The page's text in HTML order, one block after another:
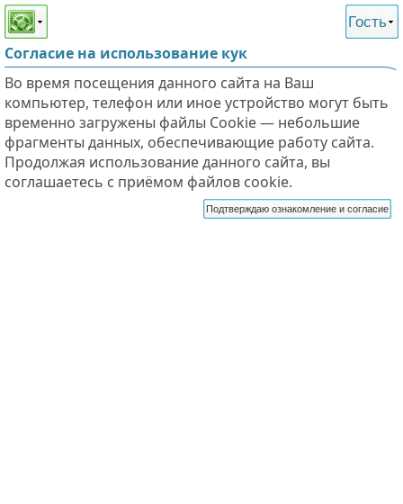
Этот сайт поддерживает
слабовидящих
Гость
Согласие на использование кук
Во время посещения данного сайта на Ваш
компьютер, телефон или иное устройство могут быть
временно загружены файлы Cookie — небольшие
фрагменты данных, обеспечивающие работу сайта.
Продолжая использование данного сайта, вы
соглашаетесь с приёмом файлов cookie.
Подтверждаю ознакомление и согласие